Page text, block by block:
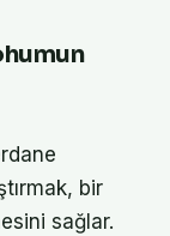
bir
sağlar.